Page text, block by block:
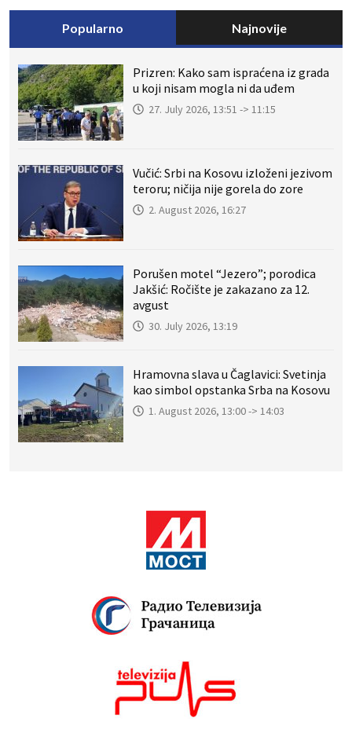
Popularno Najnovije
Prizren: Kako sam ispraćena iz grada
u koji nisam mogla ni da uđem
27. July 2026, 13:51 -> 11:15
Vučić: Srbi na Kosovu izloženi jezivom
teroru; ničija nije gorela do zore
2. August 2026, 16:27
Porušen motel “Jezero”; porodica
Jakšić: Ročište je zakazano za 12.
avgust
30. July 2026, 13:19
Hramovna slava u Čaglavici: Svetinja
kao simbol opstanka Srba na Kosovu
1. August 2026, 13:00 -> 14:03